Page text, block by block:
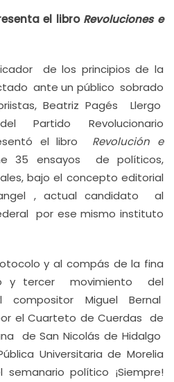
el libro Revoluciones e
de los principios de la
ante un público sobrado
Beatriz Pagés Llergo
Partido Revolucionario
el libro Revolución e
35 ensayos de políticos,
bajo el concepto editorial
, actual candidato al
por ese mismo instituto
y al compás de la fina
y tercer movimiento del
compositor Miguel Bernal
el Cuarteto de Cuerdas de
de San Nicolás de Hidalgo
Universitaria de Morelia
político ¡Siempre!